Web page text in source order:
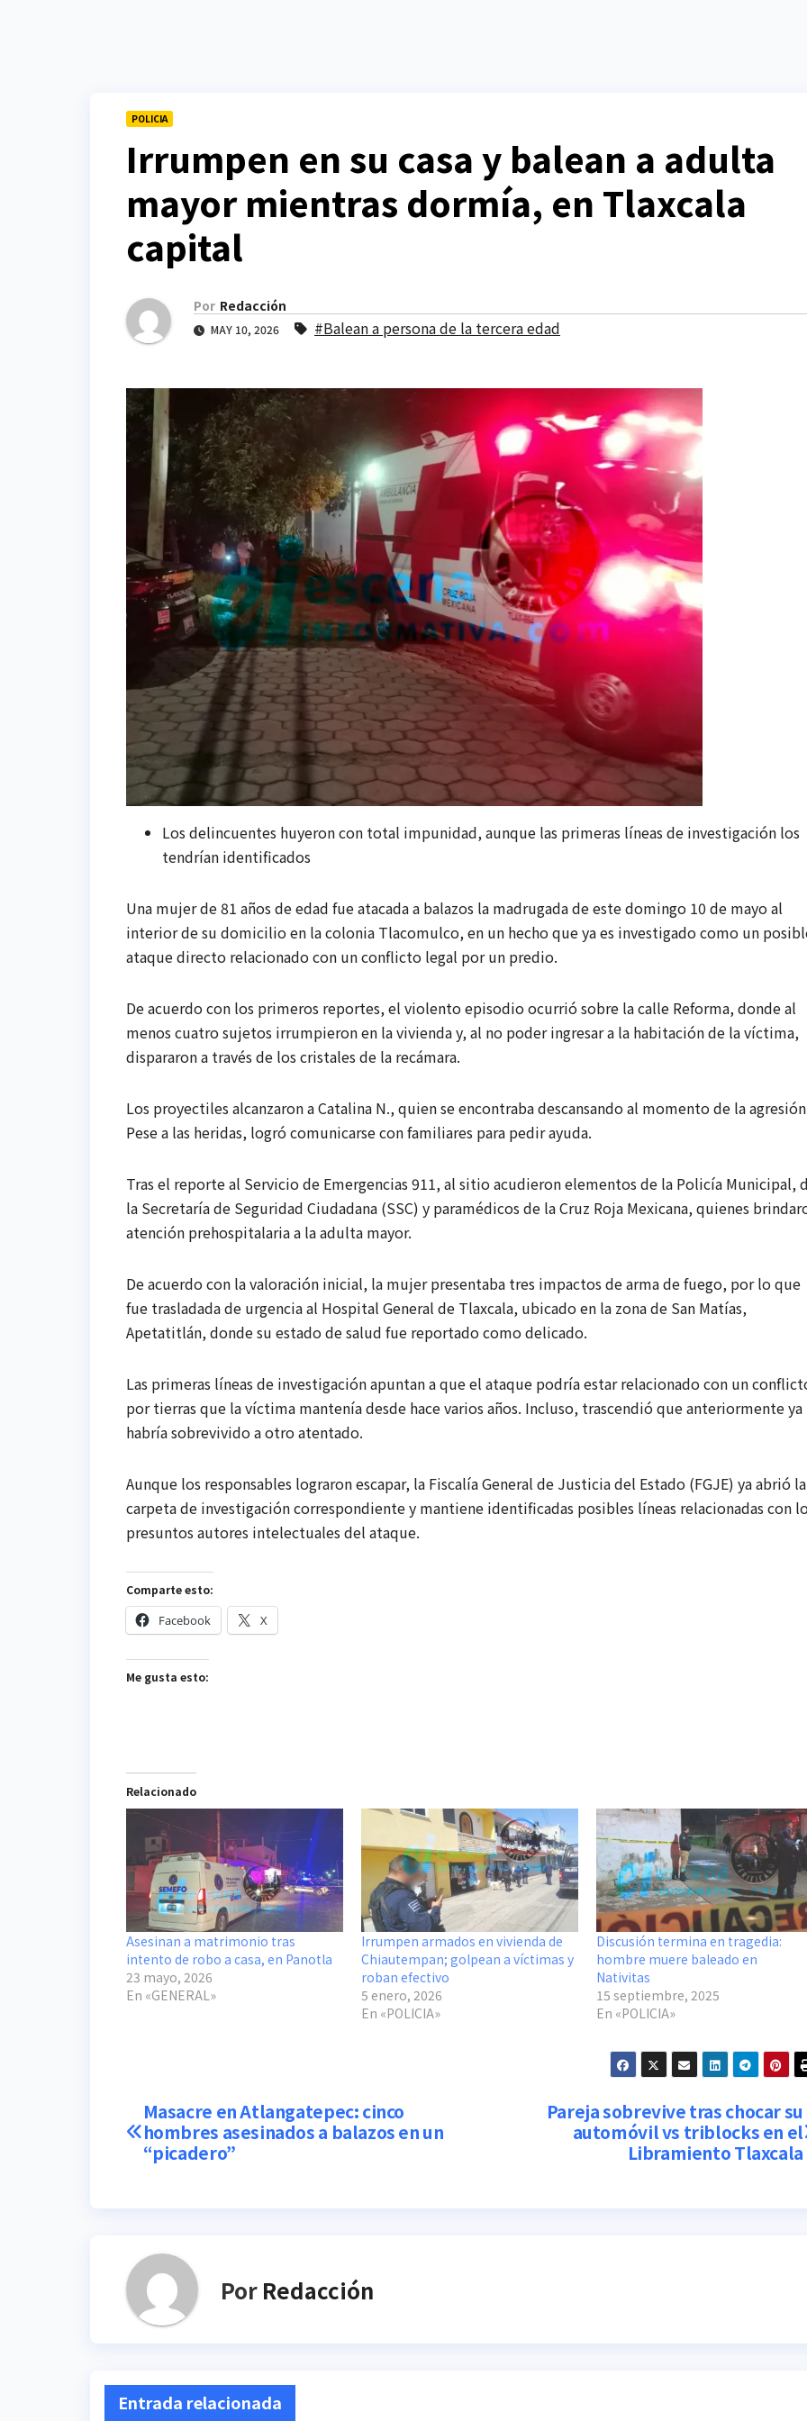
POLICIA
Irrumpen en su casa y balean a adulta
mayor mientras dormía, en Tlaxcala
capital
Por Redacción
MAY 10, 2026 #Balean a persona de la tercera edad
Los delincuentes huyeron con total impunidad, aunque las primeras líneas de investigación los
tendrían identificados
Una mujer de 81 años de edad fue atacada a balazos la madrugada de este domingo 10 de mayo al
interior de su domicilio en la colonia Tlacomulco, en un hecho que ya es investigado como un
ataque directo relacionado con un conflicto legal por un predio.
De acuerdo con los primeros reportes, el violento episodio ocurrió sobre la calle Reforma, donde al
menos cuatro sujetos irrumpieron en la vivienda y, al no poder ingresar a la habitación de la víctima,
dispararon a través de los cristales de la recámara.
Los proyectiles alcanzaron a Catalina N., quien se encontraba descansando al momento de la
Pese a las heridas, logró comunicarse con familiares para pedir ayuda.
Tras el reporte al Servicio de Emergencias 911, al sitio acudieron elementos de la Policía Municipal,
la Secretaría de Seguridad Ciudadana (SSC) y paramédicos de la Cruz Roja Mexicana, quienes
atención prehospitalaria a la adulta mayor.
De acuerdo con la valoración inicial, la mujer presentaba tres impactos de arma de fuego, por lo que
fue trasladada de urgencia al Hospital General de Tlaxcala, ubicado en la zona de San Matías,
Apetatitlán, donde su estado de salud fue reportado como delicado.
Las primeras líneas de investigación apuntan a que el ataque podría estar relacionado con un
por tierras que la víctima mantenía desde hace varios años. Incluso, trascendió que anteriormente ya
habría sobrevivido a otro atentado.
Aunque los responsables lograron escapar, la Fiscalía General de Justicia del Estado (FGJE) ya abrió la
carpeta de investigación correspondiente y mantiene identificadas posibles líneas relacionadas con
presuntos autores intelectuales del ataque.
Comparte esto:
Facebook X
Me gusta esto:
Relacionado
Asesinan a matrimonio tras
intento de robo a casa, en Panotla
23 mayo, 2026
En «GENERAL»
Irrumpen armados en vivienda de
Chiautempan; golpean a víctimas y
roban efectivo
5 enero, 2026
En «POLICIA»
Discusión termina en tragedia:
hombre muere baleado en
Nativitas
15 septiembre, 2025
En «POLICIA»
Navegación
de
Pareja sobrevive tras chocar su
automóvil vs triblocks en el
Libramiento Tlaxcala
Masacre en Atlangatepec: cinco
hombres asesinados a balazos en un
“picadero”
Por Redacción
Entrada relacionada